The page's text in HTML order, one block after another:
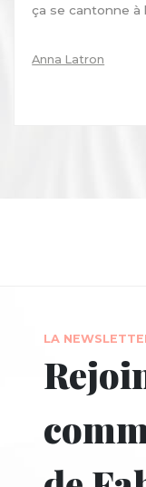
ça se cantonne à
Anna Latron
LA